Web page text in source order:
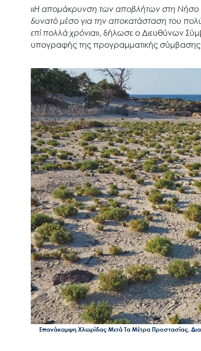
«Η απομάκρυνση των αποβλήτων στη Νήσο
δυνατό μέσο για την αποκατάσταση του
επί πολλά χρόνια», δήλωσε ο Διευθύνων
υπογραφής της προγραμματικής
Επανάκαμψη Χλωρίδας Μετά Τα Μέτρα Προστασίας,